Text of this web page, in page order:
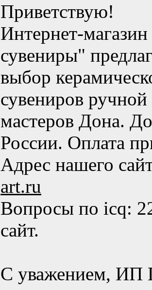
Приветствую!
Интернет-
сувениры"
выбор
сувениров
мастеров Дона.
России. Оплата
Адрес нашего
art.ru
Вопросы по icq:
сайт.
С уважением, ИП